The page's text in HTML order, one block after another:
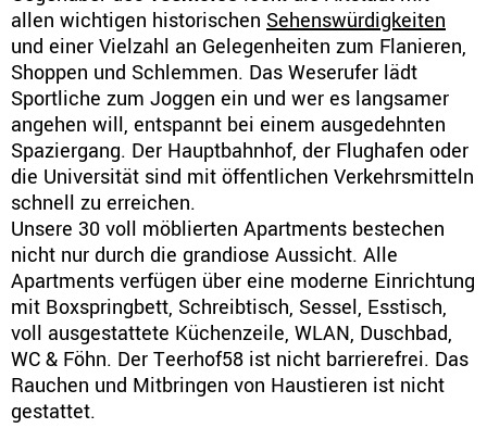
allen wichtigen historischen Sehens­würdig­keiten
und einer Vielzahl an Gelegenheiten zum Flanieren,
Shoppen und Schlemmen. Das Weserufer lädt
Sportliche zum Joggen ein und wer es langsamer
angehen will, entspannt bei einem ausgedehnten
Spaziergang. Der Hauptbahnhof, der Flughafen oder
die Universität sind mit öffentlichen Verkehrsmitteln
schnell zu erreichen.
Unsere 30 voll möblierten Apartments bestechen
nicht nur durch die grandiose Aussicht. Alle
Apartments verfügen über eine moderne Einrichtung
mit Boxspringbett, Schreibtisch, Sessel, Esstisch,
voll ausgestattete Küchenzeile, WLAN, Duschbad,
WC & Föhn. Der Teerhof58 ist nicht barrierefrei. Das
Rauchen und Mitbringen von Haustieren ist nicht
gestattet.